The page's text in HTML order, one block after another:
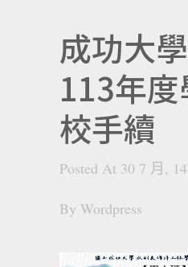
成功大
113年
校手續
Posted At 30 7 月,
By Wordpress